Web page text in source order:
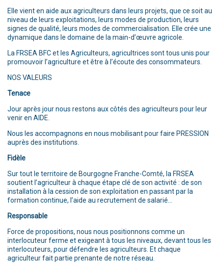
Elle vient en aide aux agriculteurs dans leurs projets, que ce soit au
niveau de leurs exploitations, leurs modes de production, leurs
signes de qualité, leurs modes de commercialisation. Elle crée une
dynamique dans le domaine de la main-d’œuvre agricole.
La FRSEA BFC et les Agriculteurs, agricultrices sont tous unis pour
promouvoir l’agriculture et être à l’écoute des consommateurs.
NOS VALEURS
Tenace
Jour après jour nous restons aux côtés des agriculteurs pour leur
venir en AIDE.
Nous les accompagnons en nous mobilisant pour faire PRESSION
auprès des institutions.
Fidèle
Sur tout le territoire de Bourgogne Franche-Comté, la FRSEA
soutient l’agriculteur à chaque étape clé de son activité : de son
installation à la cession de son exploitation en passant par la
formation continue, l’aide au recrutement de salarié…
Responsable
Force de propositions, nous nous positionnons comme un
interlocuteur ferme et exigeant à tous les niveaux, devant tous les
interlocuteurs, pour défendre les agriculteurs. Et chaque
agriculteur fait partie prenante de notre réseau.